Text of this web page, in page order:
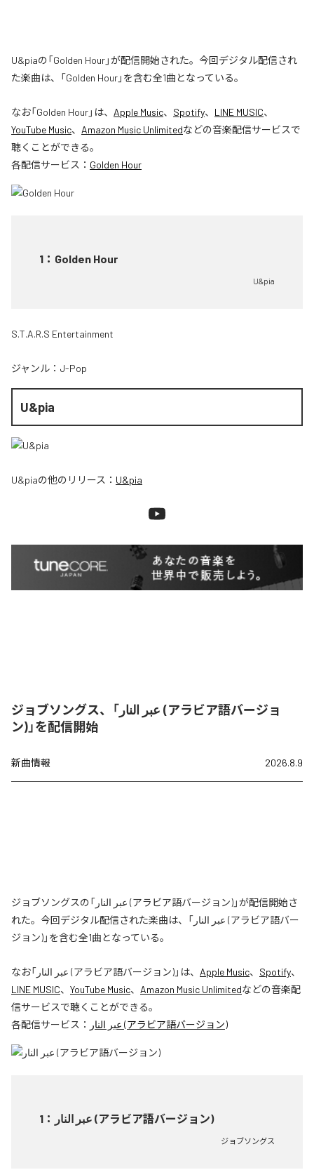
U&piaの「Golden Hour」が配信開始された。今回デジタル配信され
た楽曲は、「Golden Hour」を含む全1曲となっている。
なお「Golden Hour」は、 Apple Music、 Spotify、 LINE MUSIC、
YouTube Music、 Amazon Music Unlimitedなどの音楽配信サービスで
聴くことができる。
各配信サービス： Golden Hour
1 ： Golden Hour
U&pia
S.T.A.R.S Entertainment
ジャンル： J-Pop
U&pia
U&piaの他のリリース： U&pia
ジョブソングス、「عبر النار (アラビア語バージョ
ン)」を配信開始
新曲情報 2026.8.9
ジョブソングスの「عبر النار (アラビア語バージョン)」が配信開始さ
れた。今回デジタル配信された楽曲は、「عبر النار (アラビア語バー
ジョン)」を含む全1曲となっている。
なお「 عبر النار (アラビア語バージョン)」は、 Apple Music、 Spotify、
LINE MUSIC、 YouTube Music、 Amazon Music Unlimitedなどの音楽配
信サービスで聴くことができる。
各配信サービス：
عبر النار (アラビア語バージョン)
1 ： عبر النار (アラビア語バージョン)
ジョブソングス